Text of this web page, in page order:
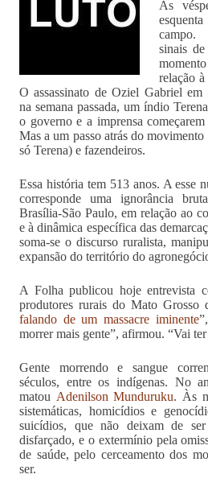
Às
sinais
relação
O assassinato de Oziel Gabriel
na semana passada, um índio
o governo e a imprensa
Mas a um passo atrás do
só Terena) e fazendeiros.
Essa história tem 513 anos. A esse
corresponde uma ignorância
Brasília-São Paulo, em relação ao
e à dinâmica específica das
soma-se o discurso ruralista,
expansão do território do
A Folha publicou hoje entrevista
produtores rurais do Mato Grosso
falando de um massacre iminente
morrer mais gente”, afirmou. “Vai ter
Gente morrendo e sangue
séculos, entre os indígenas. No
matou Adenilson Munduruku. Às
sistemáticas, homicídios e
suicídios, que não deixam de
disfarçado, e o extermínio pela
de saúde, pelo cerceamento dos
ser.